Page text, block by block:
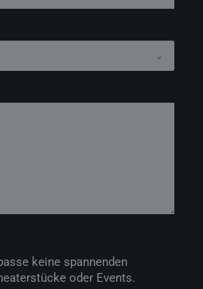
keine spannenden
oder Events.